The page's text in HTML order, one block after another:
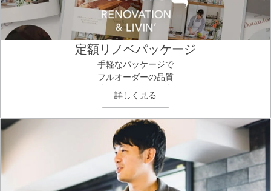
定額リノベパッケージ
手軽なパッケージで
フルオーダーの品質
詳しく見る